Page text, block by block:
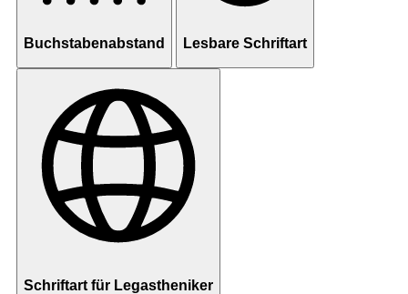
Buchstabenabstand Lesbare Schriftart
Schriftart für Legastheniker